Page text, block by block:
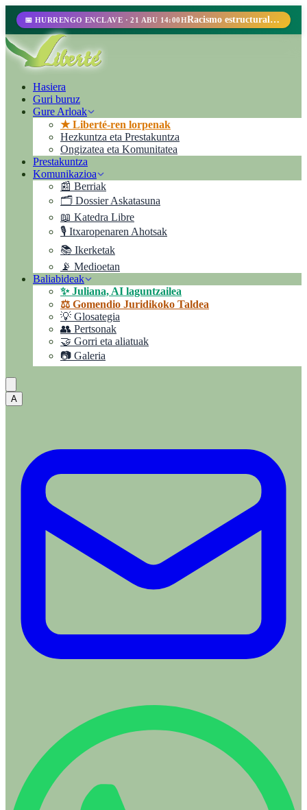
📅 HURRENGO ENCLAVE · 21 ABU 14:00H Racismo estructural, perfilamiento racial y abolicionismo carcelario.
Hasiera
Guri buruz
Gure Arloak
★ Liberté-ren lorpenak
Hezkuntza eta Prestakuntza
Ongizatea eta Komunitatea
Prestakuntza
Komunikazioa
📰 Berriak
🗂️ Dossier Askatasuna
📖 Katedra Libre
🎙️ Itxaropenaren Ahotsak
📚 Ikerketak
📡 Medioetan
Baliabideak
✨ Juliana, AI laguntzailea
⚖️ Gomendio Juridikoko Taldea
💡 Glosategia
👥 Pertsonak
🤝 Gorri eta aliatuak
📷 Galeria
A